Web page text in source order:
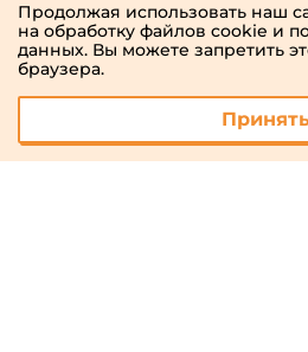
Продолжая использовать наш
на обработку файлов cookie и
данных. Вы можете запретить
браузера.